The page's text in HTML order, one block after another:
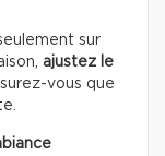
sur
ajustez le
vous que